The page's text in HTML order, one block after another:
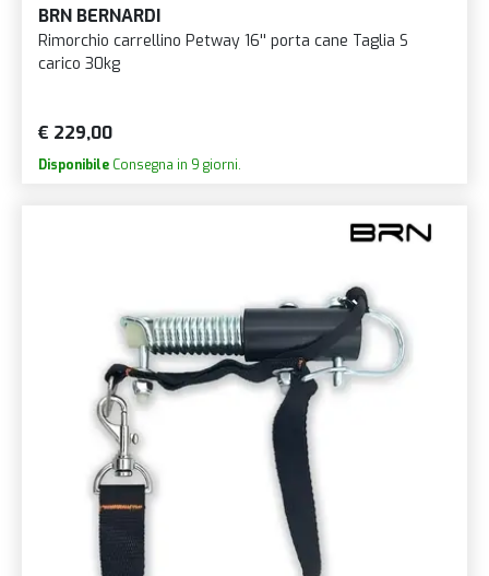
BRN BERNARDI
Rimorchio carrellino Petway 16'' porta cane Taglia S
carico 30kg
€ 229,00
Disponibile Consegna in 9 giorni.